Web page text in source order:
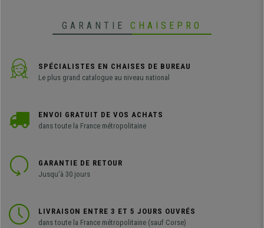
GARANTIE CHAISEPRO
SPÉCIALISTES EN CHAISES DE BUREAU
Le plus grand catalogue au niveau national
ENVOI GRATUIT DE VOS ACHATS
dans toute la France métropolitaine
GARANTIE DE RETOUR
Jusqu'à 30 jours
LIVRAISON ENTRE 3 ET 5 JOURS OUVRÉS
dans toute la France métropolitaine (sauf Corse)